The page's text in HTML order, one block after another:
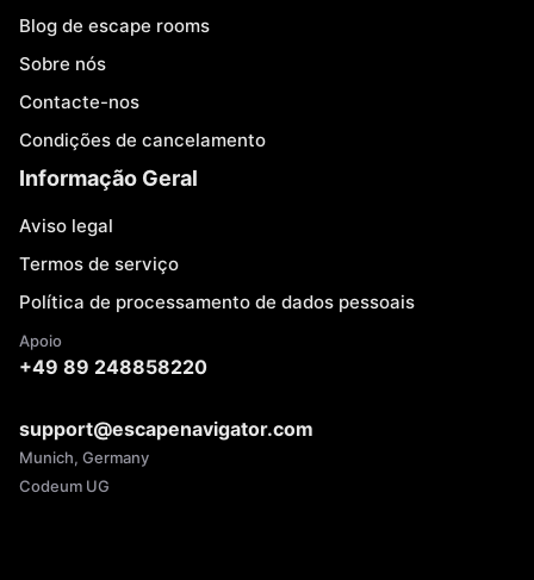
Blog de escape rooms
Sobre nós
Contacte-nos
Condições de cancelamento
Informação Geral
Aviso legal
Termos de serviço
Política de processamento de dados pessoais
Apoio
+49 89 248858220
support@escapenavigator.com
Munich, Germany
Codeum UG